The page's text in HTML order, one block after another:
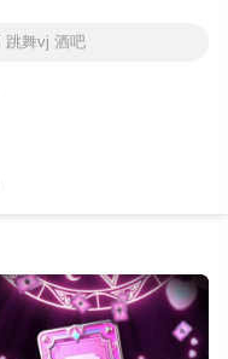
跳舞vj 酒吧